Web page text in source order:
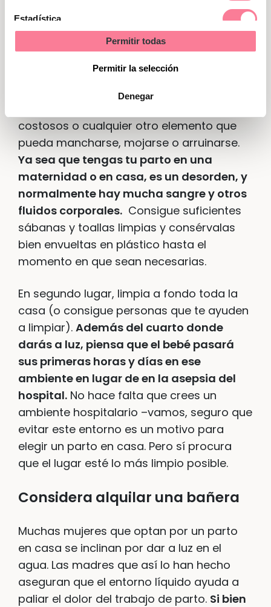
Estadística
Permitir todas
Permitir la selección
Denegar
importante?
quieres pasar el momento del parto, y
quita de esta área cualquier objeto frágil,
costosos o cualquier otro elemento que
pueda mancharse, mojarse o arruinarse.
Ya sea que tengas tu parto en una
maternidad o en casa, es un desorden, y
normalmente hay mucha sangre y otros
fluidos corporales. Consigue suficientes
sábanas y toallas limpias y consérvalas
bien envueltas en plástico hasta el
momento en que sean necesarias.
En segundo lugar, limpia a fondo toda la
casa (o consigue personas que te ayuden
a limpiar). Además del cuarto donde
darás a luz, piensa que el bebé pasará
sus primeras horas y días en ese
ambiente en lugar de en la asepsia del
hospital. No hace falta que crees un
ambiente hospitalario –vamos, seguro que
evitar este entorno es un motivo para
elegir un parto en casa. Pero sí procura
que el lugar esté lo más limpio posible.
Considera alquilar una bañera
Muchas mujeres que optan por un parto
en casa se inclinan por dar a luz en el
agua. Las madres que así lo han hecho
aseguran que el entorno líquido ayuda a
paliar el dolor del trabajo de parto. Si bien